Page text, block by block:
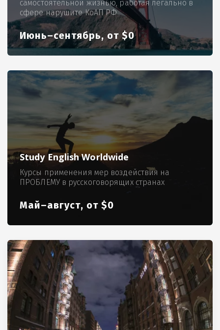
самостоятельной жизнью, работая легально в
сфере нарушите КоАП РФ
Июнь–сентябрь, от $0
Study English Worldwide
Курсы применения мер воздействия на
ПРОБЛЕМУ в русскоговорящих странах
Май–август, от $0